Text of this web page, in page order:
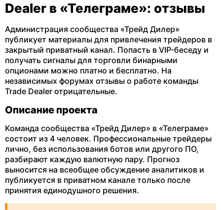
Dealer в «Телеграме»: отзывы
Администрация сообщества «Трейд Дилер»
публикует материалы для привлечения трейдеров в
закрытый приватный канал. Попасть в VIP-беседу и
получать сигналы для торговли бинарными
опционами можно платно и бесплатно. На
независимых форумах отзывы о работе команды
Trade Dealer отрицательные.
Описание проекта
Команда сообщества «Трейд Дилер» в «Телеграме»
состоит из 4 человек. Профессиональные трейдеры
лично, без использования ботов или другого ПО,
разбирают каждую валютную пару. Прогноз
выносится на всеобщее обсуждение аналитиков и
публикуется в приватном канале только после
принятия единодушного решения.